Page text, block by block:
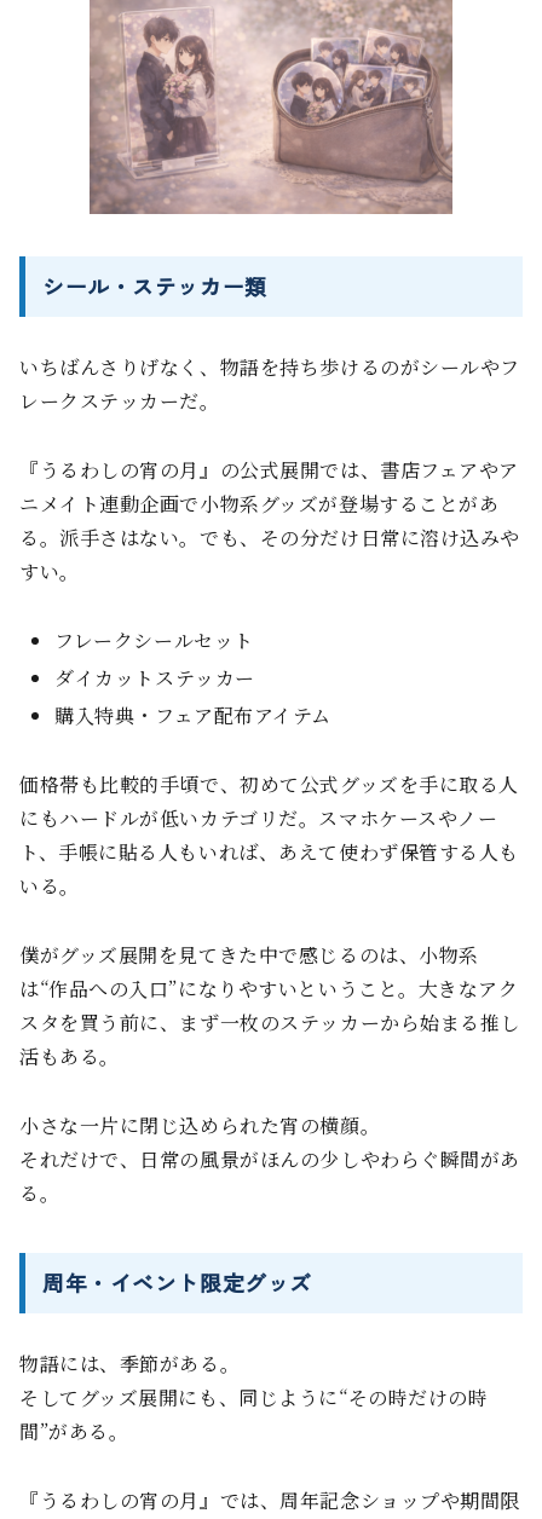
シール・ステッカー類
いちばんさりげなく、物語を持ち歩けるのがシールやフ
レークステッカーだ。
『うるわしの宵の月』の公式展開では、書店フェアやア
ニメイト連動企画で小物系グッズが登場することがあ
る。派手さはない。でも、その分だけ日常に溶け込みや
すい。
フレークシールセット
ダイカットステッカー
購入特典・フェア配布アイテム
価格帯も比較的手頃で、初めて公式グッズを手に取る人
にもハードルが低いカテゴリだ。スマホケースやノー
ト、手帳に貼る人もいれば、あえて使わず保管する人も
いる。
僕がグッズ展開を見てきた中で感じるのは、小物系
は“作品への入口”になりやすいということ。大きなアク
スタを買う前に、まず一枚のステッカーから始まる推し
活もある。
小さな一片に閉じ込められた宵の横顔。
それだけで、日常の風景がほんの少しやわらぐ瞬間があ
る。
周年・イベント限定グッズ
物語には、季節がある。
そしてグッズ展開にも、同じように“その時だけの時
間”がある。
『うるわしの宵の月』では、周年記念ショップや期間限